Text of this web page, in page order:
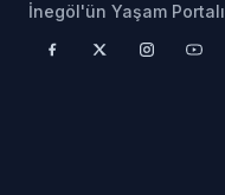
İnegöl'ün Yaşam Portalı